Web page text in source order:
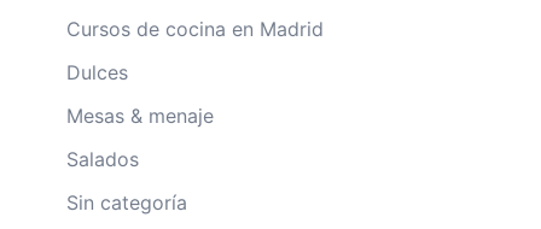
Cursos de cocina en Madrid
Dulces
Mesas & menaje
Salados
Sin categoría